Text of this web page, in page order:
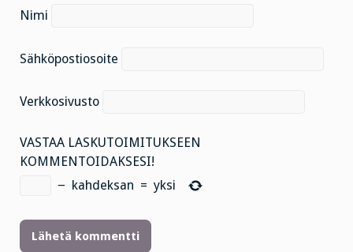
Nimi
Sähköpostiosoite
Verkkosivusto
VASTAA LASKUTOIMITUKSEEN
KOMMENTOIDAKSESI!
− kahdeksan = yksi